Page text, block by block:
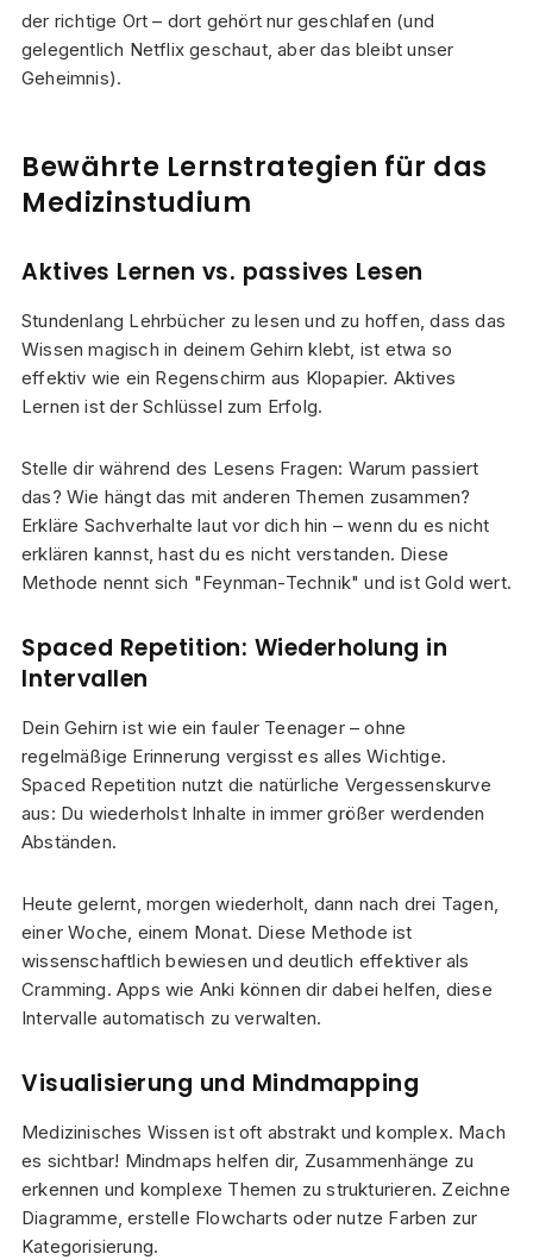
der richtige Ort – dort gehört nur geschlafen (und
gelegentlich Netflix geschaut, aber das bleibt unser
Geheimnis).
Bewährte Lernstrategien für das
Medizinstudium
Aktives Lernen vs. passives Lesen
Stundenlang Lehrbücher zu lesen und zu hoffen, dass das
Wissen magisch in deinem Gehirn klebt, ist etwa so
effektiv wie ein Regenschirm aus Klopapier. Aktives
Lernen ist der Schlüssel zum Erfolg.
Stelle dir während des Lesens Fragen: Warum passiert
das? Wie hängt das mit anderen Themen zusammen?
Erkläre Sachverhalte laut vor dich hin – wenn du es nicht
erklären kannst, hast du es nicht verstanden. Diese
Methode nennt sich "Feynman-Technik" und ist Gold wert.
Spaced Repetition: Wiederholung in
Intervallen
Dein Gehirn ist wie ein fauler Teenager – ohne
regelmäßige Erinnerung vergisst es alles Wichtige.
Spaced Repetition nutzt die natürliche Vergessenskurve
aus: Du wiederholst Inhalte in immer größer werdenden
Abständen.
Heute gelernt, morgen wiederholt, dann nach drei Tagen,
einer Woche, einem Monat. Diese Methode ist
wissenschaftlich bewiesen und deutlich effektiver als
Cramming. Apps wie Anki können dir dabei helfen, diese
Intervalle automatisch zu verwalten.
Visualisierung und Mindmapping
Medizinisches Wissen ist oft abstrakt und komplex. Mach
es sichtbar! Mindmaps helfen dir, Zusammenhänge zu
erkennen und komplexe Themen zu strukturieren. Zeichne
Diagramme, erstelle Flowcharts oder nutze Farben zur
Kategorisierung.